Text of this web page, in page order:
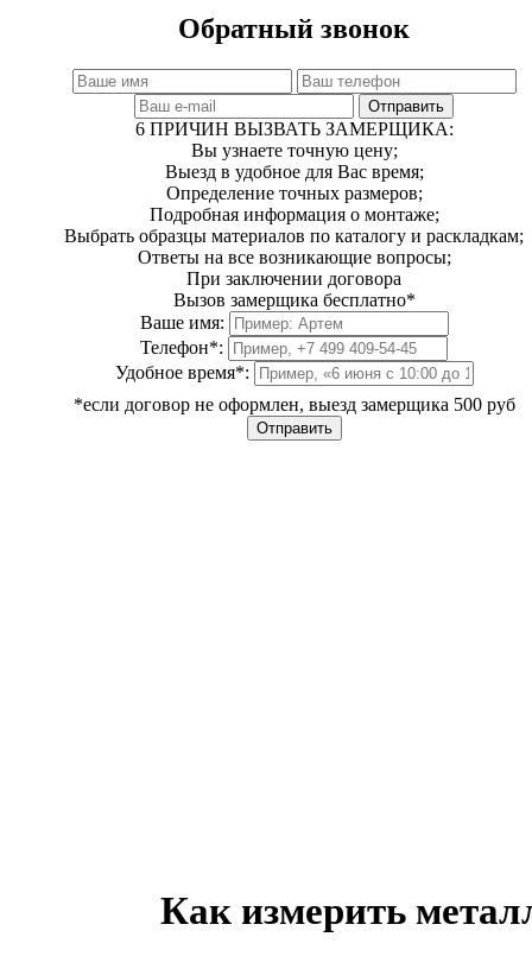
Обратный звонок
Отправить
6 ПРИЧИН ВЫЗВАТЬ ЗАМЕРЩИКА:
Вы узнаете точную цену;
Выезд в удобное для Вас время;
Определение точных размеров;
Подробная информация о монтаже;
Выбрать образцы материалов по каталогу и раскладкам;
Ответы на все возникающие вопросы;
При заключении договора
Вызов замерщика бесплатно*
Ваше имя:
Телефон*:
Удобное время*:
*если договор не оформлен, выезд замерщика 500 руб
Как измерить